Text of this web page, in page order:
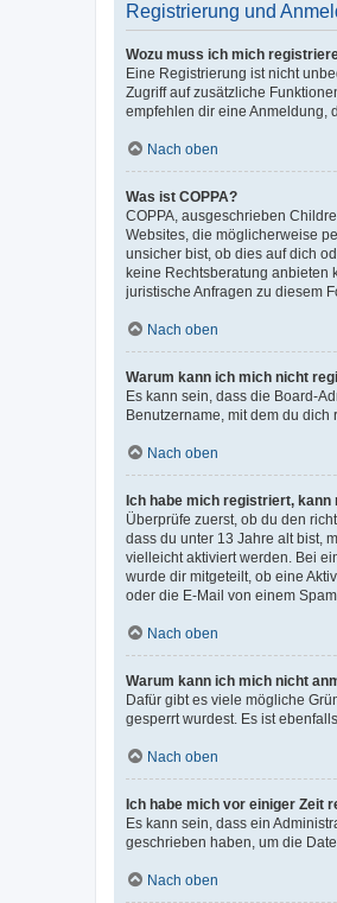
Registrierung und
Wozu muss ich mich
Eine Registrierung ist nicht
Zugriff auf zusätzliche
empfehlen dir eine Anmeldung,
Nach oben
Was ist COPPA?
COPPA, ausgeschrieben
Websites, die möglicherweise
unsicher bist, ob dies auf dich
keine Rechtsberatung anbieten
juristische Anfragen zu diesem
Nach oben
Warum kann ich mich nicht
Es kann sein, dass die Board-
Benutzername, mit dem du
Nach oben
Ich habe mich registriert,
Überprüfe zuerst, ob du den
dass du unter 13 Jahre alt bist,
vielleicht aktiviert werden. Bei
wurde dir mitgeteilt, ob eine
oder die E-Mail von einem
Nach oben
Warum kann ich mich nicht
Dafür gibt es viele mögliche
gesperrt wurdest. Es ist
Nach oben
Ich habe mich vor einiger Zeit
Es kann sein, dass ein
geschrieben haben, um die
Nach oben